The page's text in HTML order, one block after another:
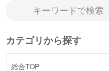
カテゴリから探す
総合TOP